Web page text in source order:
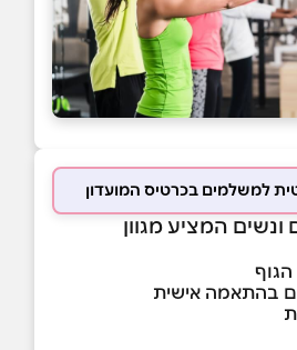
המציע מגוון
הגוף
בהתאמה אישית